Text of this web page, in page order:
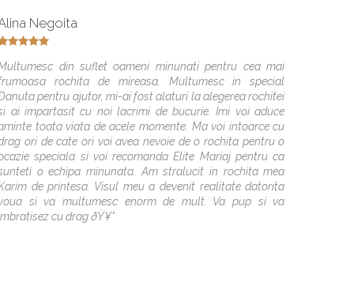
Negoita
din suflet oameni minunati pentru cea mai
rochita de mireasa. Multumesc in special
pentru ajutor, mi-ai fost alaturi la alegerea rochitei
ai impartasit cu noi lacrimi de bucurie. Imi voi aduce
toata viata de acele momente. Ma voi intoarce cu
ori de cate ori voi avea nevoie de o rochita pentru o
speciala si voi recomanda Elite Mariaj pentru ca
o echipa minunata. Am stralucit in rochita mea
de printesa. Visul meu a devenit realitate datorita
si va multumesc enorm de mult. Va pup si va
cu drag ðŸ¥°